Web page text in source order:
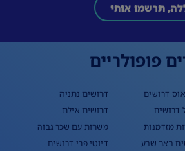
תרשמו אותי
פופולריים
דרושים
דרושים
מזדמנות
באר שבע
דרושים נתניה
דרושים אילת
משרות עם שכר גבוה
דיוטי פרי דרושים